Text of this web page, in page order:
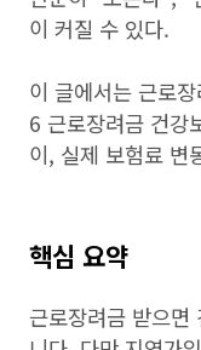
이 커질 수 있다.
이 글에서는 근로
6 근로장려금 건강
이, 실제 보험료 변
핵심 요약
근로장려금 받으면